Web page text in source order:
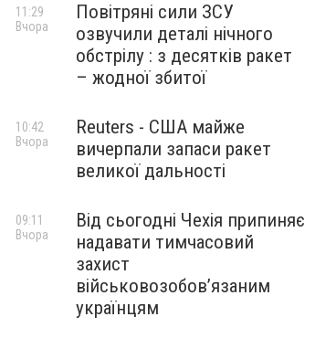
Повітряні сили ЗСУ
озвучили деталі нічного
обстрілу : з десятків ракет
– жодної збитої
11:29
Вчора
Reuters - США майже
вичерпали запаси ракет
великої дальності
10:42
Вчора
Від сьогодні Чехія припиняє
надавати тимчасовий
захист
військовозобов’язаним
українцям
09:11
Вчора